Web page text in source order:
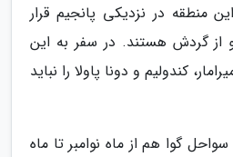
منطقه در نزدیکی پانجیم قرار
از گردش هستند. در سفر به این
کندولیم و دونا پاولا را نباید
گوا هم از ماه نوامبر تا ماه